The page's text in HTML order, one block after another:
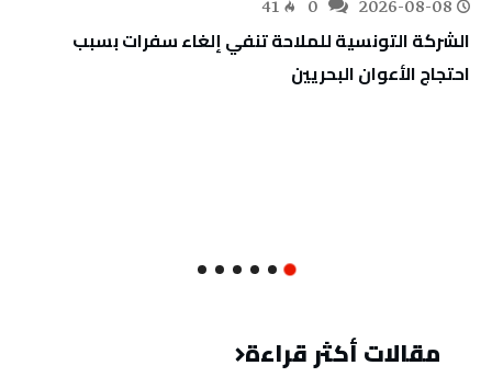
2026-08-08
41
الشركة التونسية للملاحة تنفي إلغاء سفرات بسبب
احتجاج الأعوان البحريين
مقالات أكثر قراءة